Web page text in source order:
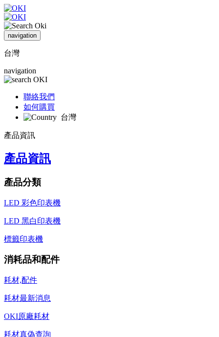
navigation
台灣
navigation
聯絡我們
如何購買
台灣
產品資訊
產品資訊
產品分類
LED 彩色印表機
LED 黑白印表機
標籤印表機
消耗品和配件
耗材,配件
耗材最新消息
OKI原廠耗材
耗材真偽查詢